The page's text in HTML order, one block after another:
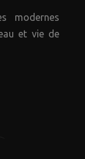
modernes
et vie de